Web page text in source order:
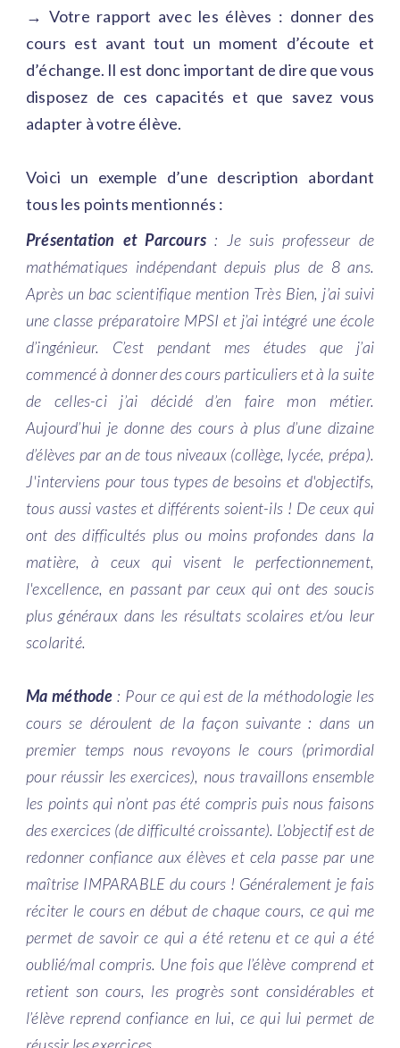
→ Votre rapport avec les élèves : donner des
cours est avant tout un moment d’écoute et
d’échange. Il est donc important de dire que vous
disposez de ces capacités et que savez vous
adapter à votre élève.
Voici un exemple d’une description abordant
tous les points mentionnés :
Présentation et Parcours: Je suis professeur de
mathématiques indépendant depuis plus de 8 ans.
Après un bac scientifique mention Très Bien, j’ai suivi
une classe préparatoire MPSI et j’ai intégré une école
d’ingénieur. C’est pendant mes études que j’ai
commencé à donner des cours particuliers et à la suite
de celles-ci j’ai décidé d’en faire mon métier.
Aujourd’hui je donne des cours à plus d’une dizaine
d’élèves par an de tous niveaux (collège, lycée, prépa).
J'interviens pour tous types de besoins et d'objectifs,
tous aussi vastes et différents soient-ils ! De ceux qui
ont des difficultés plus ou moins profondes dans la
matière, à ceux qui visent le perfectionnement,
l'excellence, en passant par ceux qui ont des soucis
plus généraux dans les résultats scolaires et/ou leur
scolarité.
Ma méthode : Pour ce qui est de la méthodologie les
cours se déroulent de la façon suivante : dans un
premier temps nous revoyons le cours (primordial
pour réussir les exercices), nous travaillons ensemble
les points qui n’ont pas été compris puis nous faisons
des exercices (de difficulté croissante). L’objectif est de
redonner confiance aux élèves et cela passe par une
maîtrise IMPARABLE du cours ! Généralement je fais
réciter le cours en début de chaque cours, ce qui me
permet de savoir ce qui a été retenu et ce qui a été
oublié/mal compris. Une fois que l’élève comprend et
retient son cours, les progrès sont considérables et
l’élève reprend confiance en lui, ce qui lui permet de